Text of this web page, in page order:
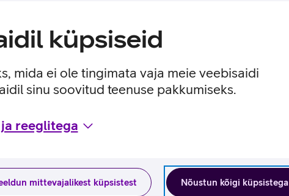
küpsiseid
mida ei ole tingimata vaja meie veebisaidi
sinu soovitud teenuse pakkumiseks.
reeglitega
Nõustun kõigi küpsistega
mittevajalikest küpsistest